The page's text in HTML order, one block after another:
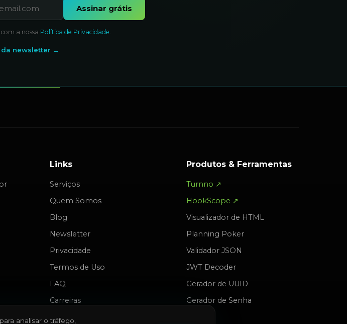
Assinar grátis
a nossa Política de Privacidade.
newsletter →
Links
Serviços
Quem Somos
Blog
Newsletter
Privacidade
Termos de Uso
FAQ
Carreiras
Produtos & Ferramentas
Turnno ↗
HookScope ↗
Visualizador de HTML
Planning Poker
Validador JSON
JWT Decoder
Gerador de UUID
Gerador de Senha
analisar o tráfego,